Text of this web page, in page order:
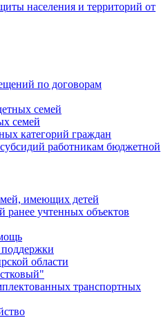
населения и территорий от
по договорам
семей
семей
категорий граждан
работникам бюджетной
имеющих детей
ранее учтенных объектов
области
транспортных